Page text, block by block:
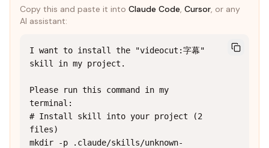
Copy this and paste it into Claude Code, Cursor, or any
AI assistant:
I want to install the "videocut:字幕"
skill in my project.
Please run this command in my
terminal:
# Install skill into your project (2
files)
mkdir -p .claude/skills/unknown-